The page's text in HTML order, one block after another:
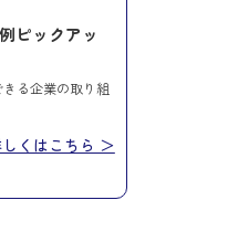
ピックアッ
る企業の取り組
くはこちら ＞